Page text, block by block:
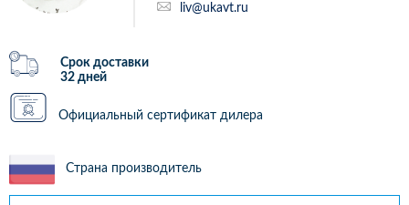
liv@ukavt.ru
Срок доставки
32 дней
Официальный сертификат дилера
Страна производитель